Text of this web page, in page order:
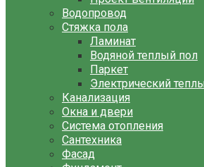
Водопровод
Стяжка пола
Ламинат
Водяной теплый пол
Паркет
Электрический
Канализация
Окна и двери
Система отопления
Сантехника
Фасад